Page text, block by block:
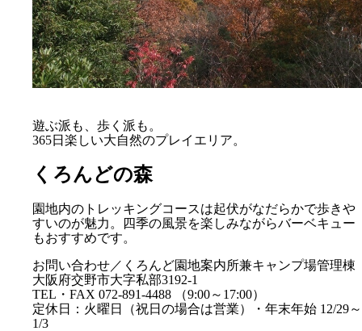
遊ぶ派も、歩く派も。
365日楽しい大自然のプレイエリア。
くろんどの森
園地内のトレッキングコースは起伏がなだらかで歩きや
すいのが魅力。四季の風景を楽しみながらバーベキュー
もおすすめです。
お問い合わせ／くろんど園地案内所兼キャンプ場管理棟
大阪府交野市大字私部3192-1
TEL・FAX 072-891-4488 （9:00～17:00）
定休日：火曜日（祝日の場合は営業）・年末年始 12/29～
1/3